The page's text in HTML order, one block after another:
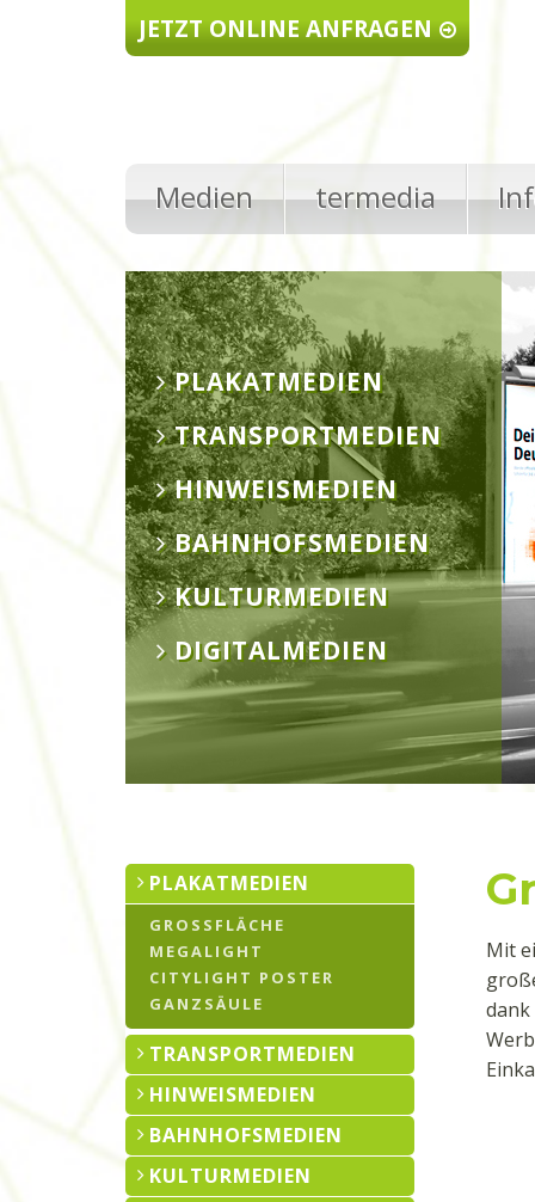
Direkt zum InhaltJETZT ONLINE ANFRAGEN
Medien termedia
PLAKATMEDIEN
TRANSPORTMEDIEN
HINWEISMEDIEN
BAHNHOFSMEDIEN
KULTURMEDIEN
DIGITALMEDIEN
PLAKATMEDIEN
GROSSFLÄCHE
MEGALIGHT
CITYLIGHT POSTER
GANZSÄULE
TRANSPORTMEDIEN
HINWEISMEDIEN
BAHNHOFSMEDIEN
KULTURMEDIEN
Mit